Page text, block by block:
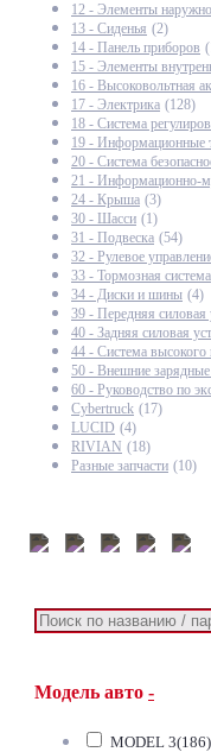
12 - Элементы
13 - Сиденья (2)
14 - Панель приборов
15 - Элементы
16 - Высоковольтная
17 - Электрика (128)
18 - Система
19 - Информационные
20 - Система
21 - Информационно-
24 - Крыша (3)
30 - Шасси (1)
31 - Подвеска (54)
32 - Рулевое
33 - Тормозная система
34 - Диски и шины (4)
39 - Передняя силовая
40 - Задняя силовая
44 - Система высокого
50 - Внешние зарядные
60 - Руководство по
Cybertruck (17)
LUCID (4)
RIVIAN (18)
Разные запчасти (10)
Модель авто -
MODEL 3(186)